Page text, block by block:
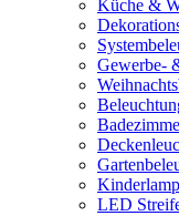
Küche &
Gewerbe-
LED